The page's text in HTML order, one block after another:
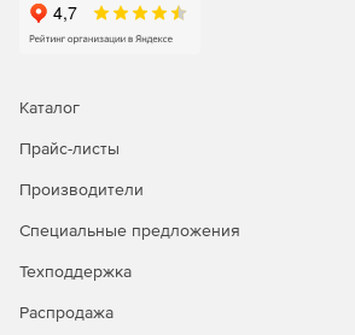
Благодаря работе с полигональными
задачи реверс- инжиниринга.
Каталог
Прайс-листы
Производители
Специальные предложения
Техподдержка
Распродажа